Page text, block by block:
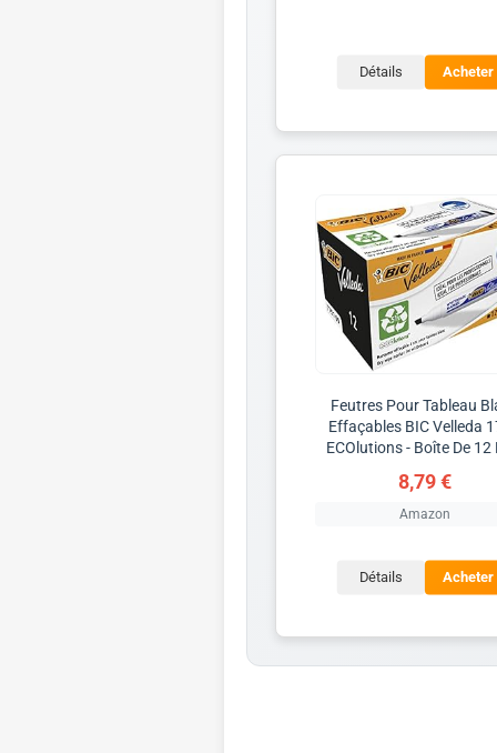
Détails Acheter
Feutres Pour Tableau
Effaçables BIC Velleda
ECOlutions - Boîte De 12
8,79 €
Amazon
Détails Acheter